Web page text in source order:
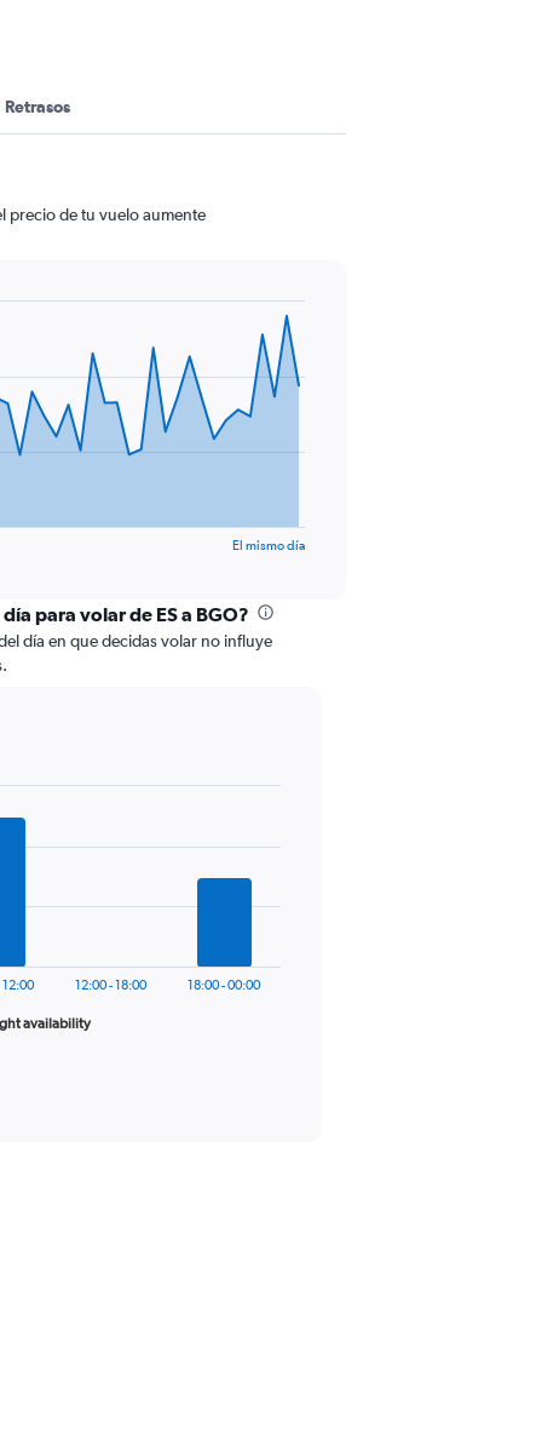
Retrasos
precio de tu vuelo aumente
El mismo día
para volar de ES a BGO?
día en que decidas volar no influye
availability
12:00 12:00 - 18:00 18:00 - 00:00